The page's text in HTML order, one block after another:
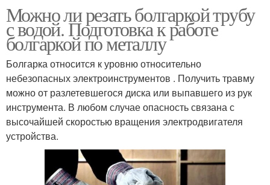
Можно ли резать болгаркой трубу
с водой. Подготовка к работе
болгаркой по металлу
Болгарка относится к уровню относительно
небезопасных электроинструментов . Получить травму
можно от разлетевшегося диска или выпавшего из рук
инструмента. В любом случае опасность связана с
высочайшей скоростью вращения электродвигателя
устройства.